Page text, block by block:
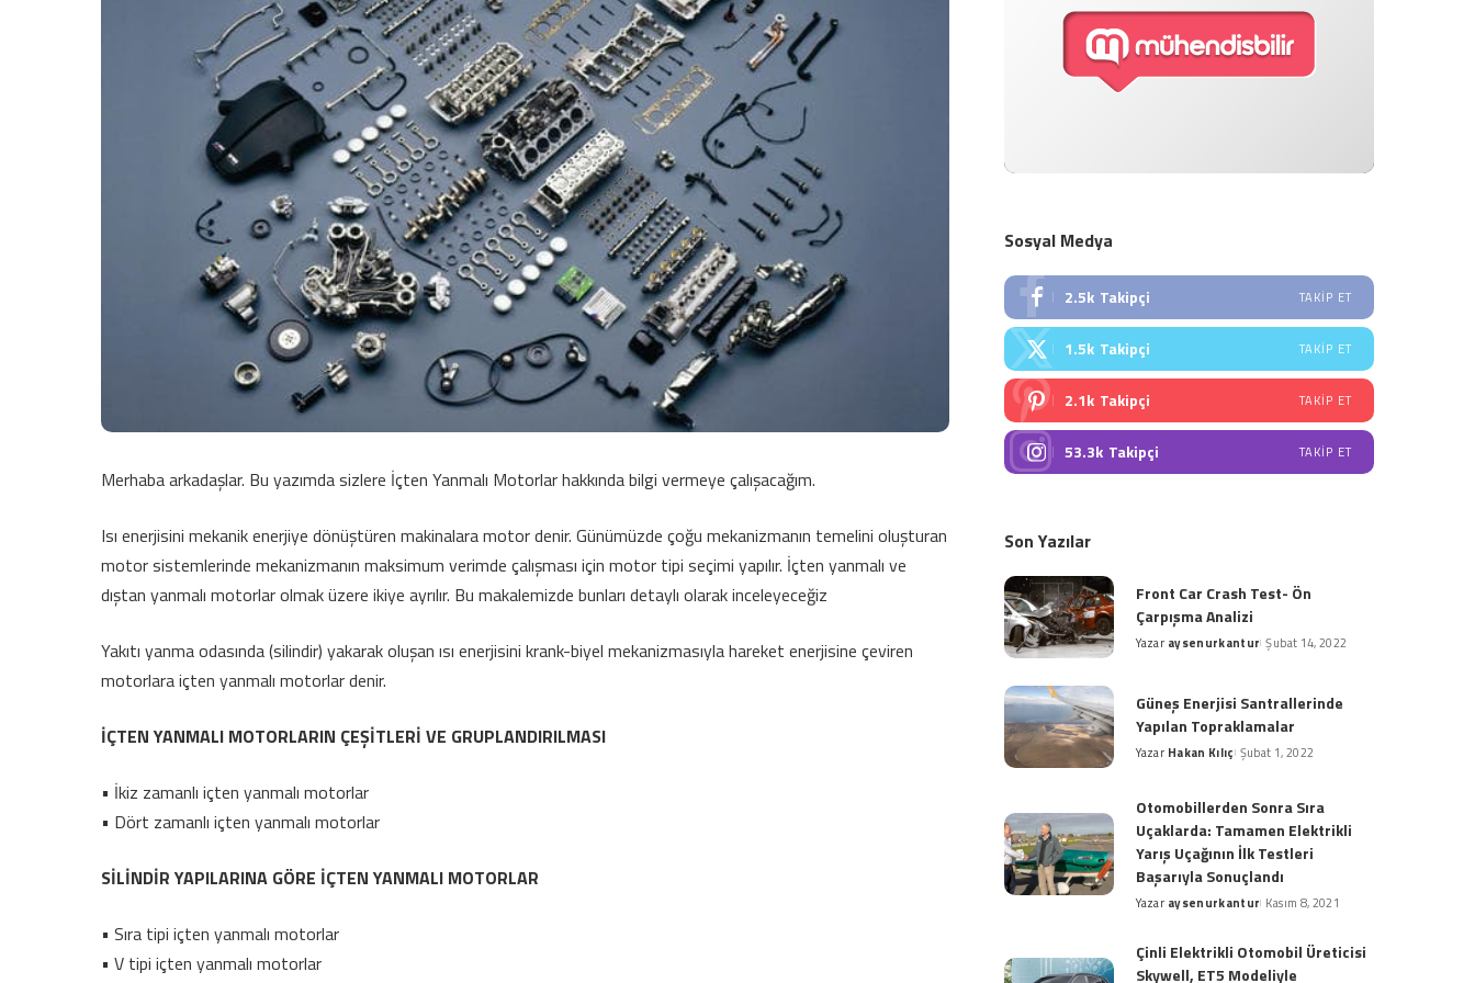
Merhaba arkadaşlar. Bu yazımda sizlere İçten Yanmalı Motorlar hakkında bilgi vermeye çalışacağım.
Isı enerjisini mekanik enerjiye dönüştüren makinalara motor denir. Günümüzde çoğu mekanizmanın temelini oluşturan
motor sistemlerinde mekanizmanın maksimum verimde çalışması için motor tipi seçimi yapılır. İçten yanmalı ve
dıştan yanmalı motorlar olmak üzere ikiye ayrılır. Bu makalemizde bunları detaylı olarak inceleyeceğiz
Yakıtı yanma odasında (silindir) yakarak oluşan ısı enerjisini krank-biyel mekanizmasıyla hareket enerjisine çeviren
motorlara içten yanmalı motorlar denir.
İÇTEN YANMALI MOTORLARIN ÇEŞİTLERİ VE GRUPLANDIRILMASI
• İkiz zamanlı içten yanmalı motorlar
• Dört zamanlı içten yanmalı motorlar
SİLİNDİR YAPILARINA GÖRE İÇTEN YANMALI MOTORLAR
• Sıra tipi içten yanmalı motorlar
• V tipi içten yanmalı motorlar
Sosyal Medya
2.5k Takipçi TAKIP ET
1.5k Takipçi TAKIP ET
2.1k Takipçi TAKIP ET
53.3k Takipçi TAKIP ET
Son Yazılar
Front Car Crash Test- Ön
Çarpışma Analizi
Posted
Yazar aysenurkantur Şubat 14, 2022
Güneş Enerjisi Santrallerinde
Yapılan Topraklamalar
Posted
Yazar Hakan Kılıç Şubat 1, 2022
Otomobillerden Sonra Sıra
Uçaklarda: Tamamen Elektrikli
Yarış Uçağının İlk Testleri
Başarıyla Sonuçlandı
Posted
Yazar aysenurkantur Kasım 8, 2021
Çinli Elektrikli Otomobil Üreticisi
Skywell, ET5 Modeliyle